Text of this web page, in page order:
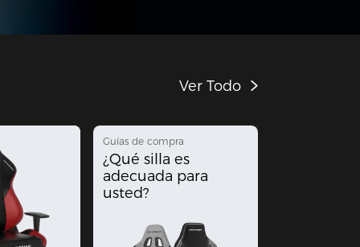
Ver Todo
Guías de compra
¿Qué silla es
adecuada para
usted?